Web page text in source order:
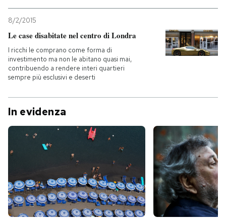
8/2/2015
Le case disabitate nel centro di Londra
I ricchi le comprano come forma di
investimento ma non le abitano quasi mai,
contribuendo a rendere interi quartieri
sempre più esclusivi e deserti
In evidenza